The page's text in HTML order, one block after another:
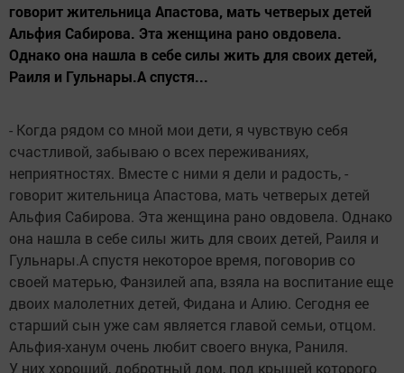
говорит жительница Апастова, мать четверых детей
Альфия Сабирова. Эта женщина рано овдовела.
Однако она нашла в себе силы жить для своих детей,
Раиля и Гульнары.А спустя...
- Когда рядом со мной мои дети, я чувствую себя
счастливой, забываю о всех переживаниях,
неприятностях. Вместе с ними я дели и радость, -
говорит жительница Апастова, мать четверых детей
Альфия Сабирова. Эта женщина рано овдовела. Однако
она нашла в себе силы жить для своих детей, Раиля и
Гульнары.А спустя некоторое время, поговорив со
своей матерью, Фанзилей апа, взяла на воспитание еще
двоих малолетних детей, Фидана и Алию. Сегодня ее
старший сын уже сам является главой семьи, отцом.
Альфия-ханум очень любит своего внука, Раниля.
У них хороший, добротный дом, под крышей которого